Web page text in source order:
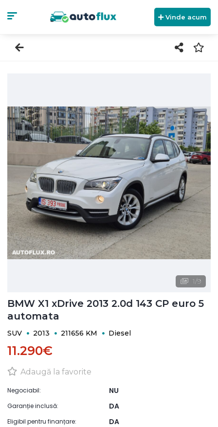
Vinde acum
1/9
BMW X1 xDrive 2013 2.0d 143 CP euro 5
automata
SUV 2013 211656 KM Diesel
11.290€
Adaugă la favorite
Negociabil: NU
Garanție inclusă: DA
Eligibil pentru finanțare: DA